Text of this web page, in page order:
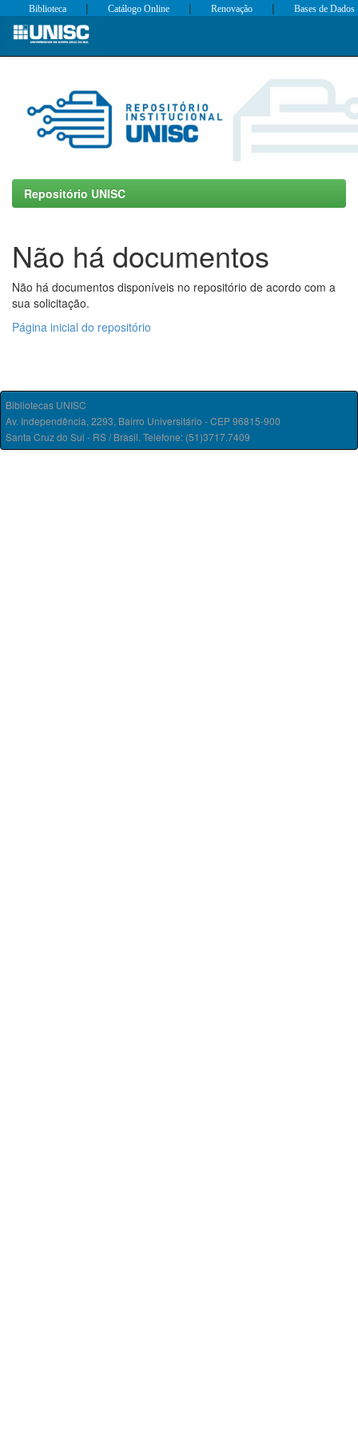
Skip
Biblioteca | Catálogo Online | Renovação | Bases de Dados
Repositório UNISC
Não há documentos
Não há documentos disponíveis no repositório de acordo com a
sua solicitação.
Página inicial do repositório
Bibliotecas UNISC
Av. Independência, 2293, Bairro Universitário - CEP 96815-900
Santa Cruz do Sul - RS / Brasil. Telefone: (51)3717.7409